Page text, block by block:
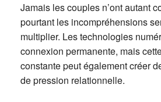
Jamais les couples n’ont autant
pourtant les incompréhensions
multiplier. Les technologies
connexion permanente, mais
constante peut également créer
de pression relationnelle.